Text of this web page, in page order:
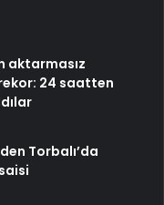
aktarmasız
24 saatten
Torbalı’da